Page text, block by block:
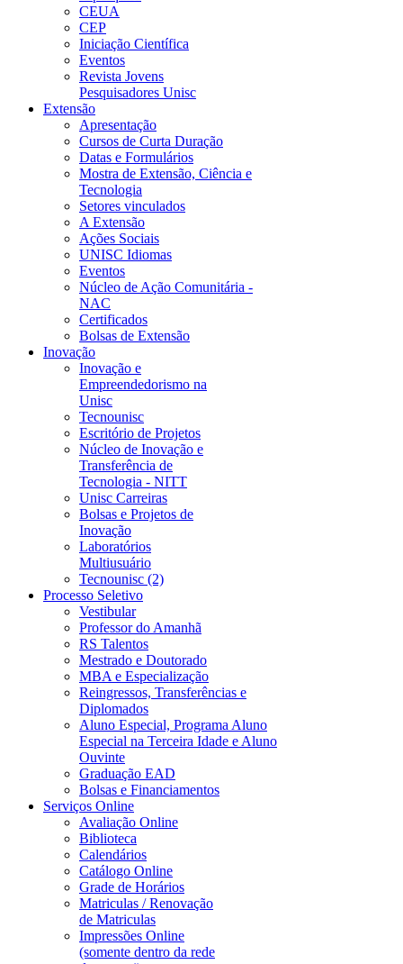
CEUA
CEP
Iniciação Científica
Eventos
Revista Jovens
Pesquisadores Unisc
Extensão
Apresentação
Cursos de Curta Duração
Datas e Formulários
Mostra de Extensão, Ciência e
Tecnologia
Setores vinculados
A Extensão
Ações Sociais
UNISC Idiomas
Eventos
Núcleo de Ação Comunitária -
NAC
Certificados
Bolsas de Extensão
Inovação
Inovação e
Empreendedorismo na
Unisc
Tecnounisc
Escritório de Projetos
Núcleo de Inovação e
Transferência de
Tecnologia - NITT
Unisc Carreiras
Bolsas e Projetos de
Inovação
Laboratórios
Multiusuário
Tecnounisc (2)
Processo Seletivo
Vestibular
Professor do Amanhã
RS Talentos
Mestrado e Doutorado
MBA e Especialização
Reingressos, Transferências e
Diplomados
Aluno Especial, Programa Aluno
Especial na Terceira Idade e Aluno
Ouvinte
Graduação EAD
Bolsas e Financiamentos
Serviços Online
Avaliação Online
Biblioteca
Calendários
Catálogo Online
Grade de Horários
Matriculas / Renovação
de Matriculas
Impressões Online
(somente dentro da rede